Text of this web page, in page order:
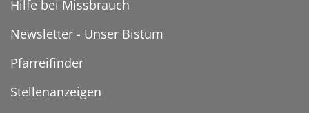
Hilfe bei Missbrauch
Newsletter - Unser Bistum
Pfarreifinder
Stellenanzeigen